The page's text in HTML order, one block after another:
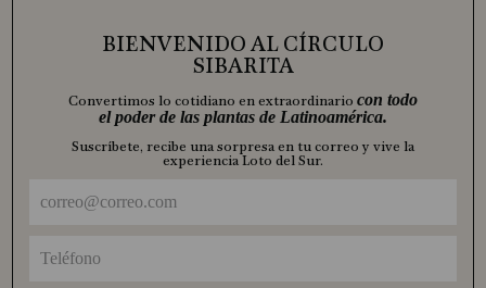
BIENVENIDO AL CÍRCULO
SIBARITA
Convertimos lo cotidiano en extraordinario con todo
el poder de las plantas de Latinoamérica.
Suscríbete, recibe una sorpresa en tu correo y vive la
experiencia Loto del Sur.